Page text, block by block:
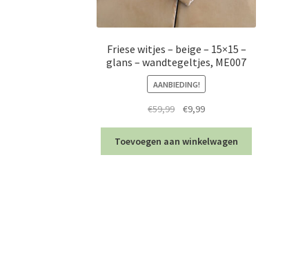
Friese witjes – beige – 15×15 –
glans – wandtegeltjes, ME007
AANBIEDING!
€59,99
Oorspronkelijke
was:
€59,99.
€9,99Huidige
is:
€9,99.
Toevoegen aan winkelwagen